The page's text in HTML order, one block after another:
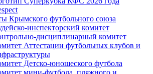
Крымского футбольного союза
инспекторский комитет
дисциплинарный комитет
Аттестации футбольных клубов и
Детско-юношеского футбола
мини-футбола, пляжного и